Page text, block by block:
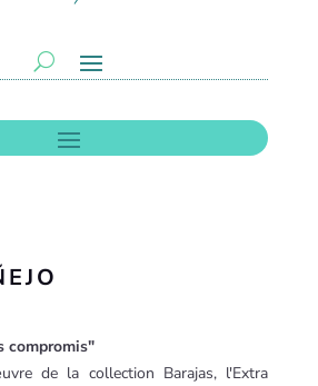
compromis"
de la collection Barajas, l'Extra